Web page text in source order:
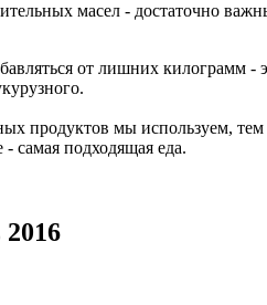
масел - достаточно
от лишних килограмм
продуктов мы используем,
самая подходящая еда.